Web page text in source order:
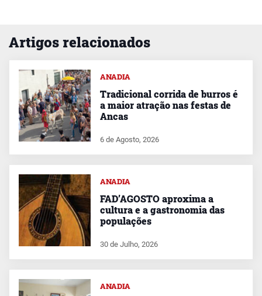
Artigos relacionados
ANADIA
Tradicional corrida de burros é
a maior atração nas festas de
Ancas
6 de Agosto, 2026
ANADIA
FAD’AGOSTO aproxima a
cultura e a gastronomia das
populações
30 de Julho, 2026
ANADIA